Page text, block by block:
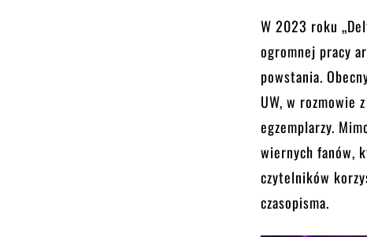
W 2023 roku
ogromnej pracy
powstania.
UW, w rozmowie
egzemplarzy.
wiernych fanów,
czytelników
czasopisma.